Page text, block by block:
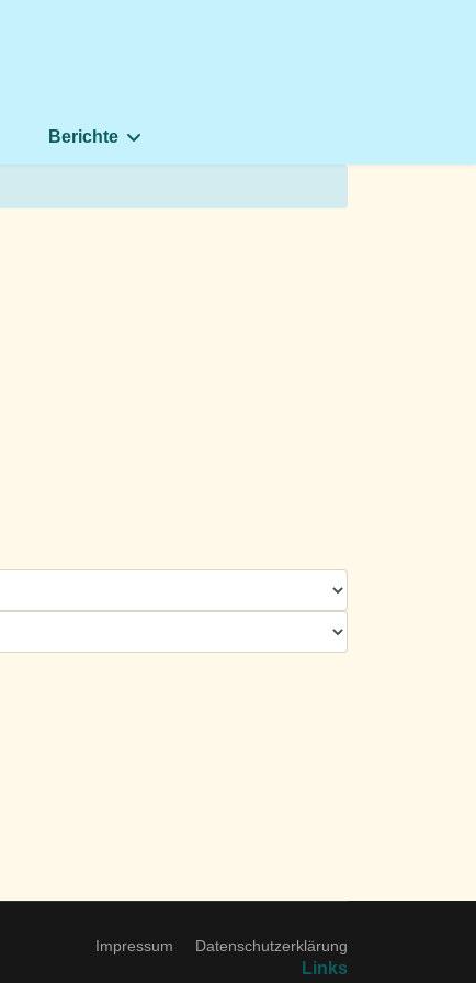
Berichte
Impressum Datenschutzerklärung
Links